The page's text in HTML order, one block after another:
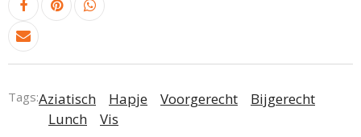
Tags:Aziatisch Hapje Voorgerecht
Bijgerecht
Lunch
Vis